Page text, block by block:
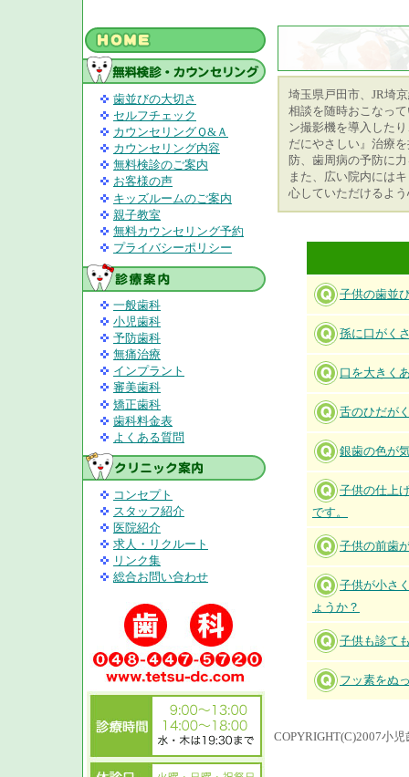
歯並びの大切さ
セルフチェック
カウンセリングＱ&Ａ
カウンセリング内容
無料検診のご案内
お客様の声
キッズルームのご案内
親子教室
無料カウンセリング予約
プライバシーポリシー
一般歯科
小児歯科
予防歯科
無痛治療
インプラント
審美歯科
矯正歯科
歯科料金表
よくある質問
コンセプト
スタッフ紹介
医院紹介
求人・リクルート
リンク集
総合お問い合わせ
埼玉県戸田市、JR埼
相談を随時おこなっ
ン撮影機を導入した
だにやさしい』治療
防、歯周病の予防に
また、広い院内には
心していただけるよ
子供の歯並
孫に口がく
口を大きく
舌のひだが
銀歯の色が
子供の仕上
です。
子供の前歯
子供が小さ
ょうか？
子供も診て
フッ素をぬ
COPYRIGHT(C)2007小